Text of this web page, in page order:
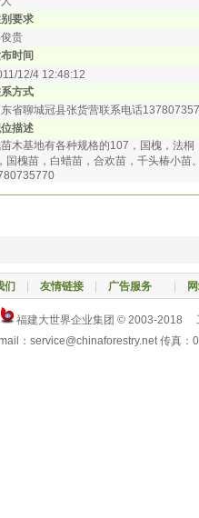
要求
贵
时间
12/4 12:48:12
方式
省聊城冠县张货营联系电话
描述
木基地有各种规格的107，国槐，法
国槐苗，白蜡苗，合欢苗，千头椿小苗
们 友情链接| 广告服务
福建大世界企业集团 © 2003-2018
：service@chinaforestry.net 传真